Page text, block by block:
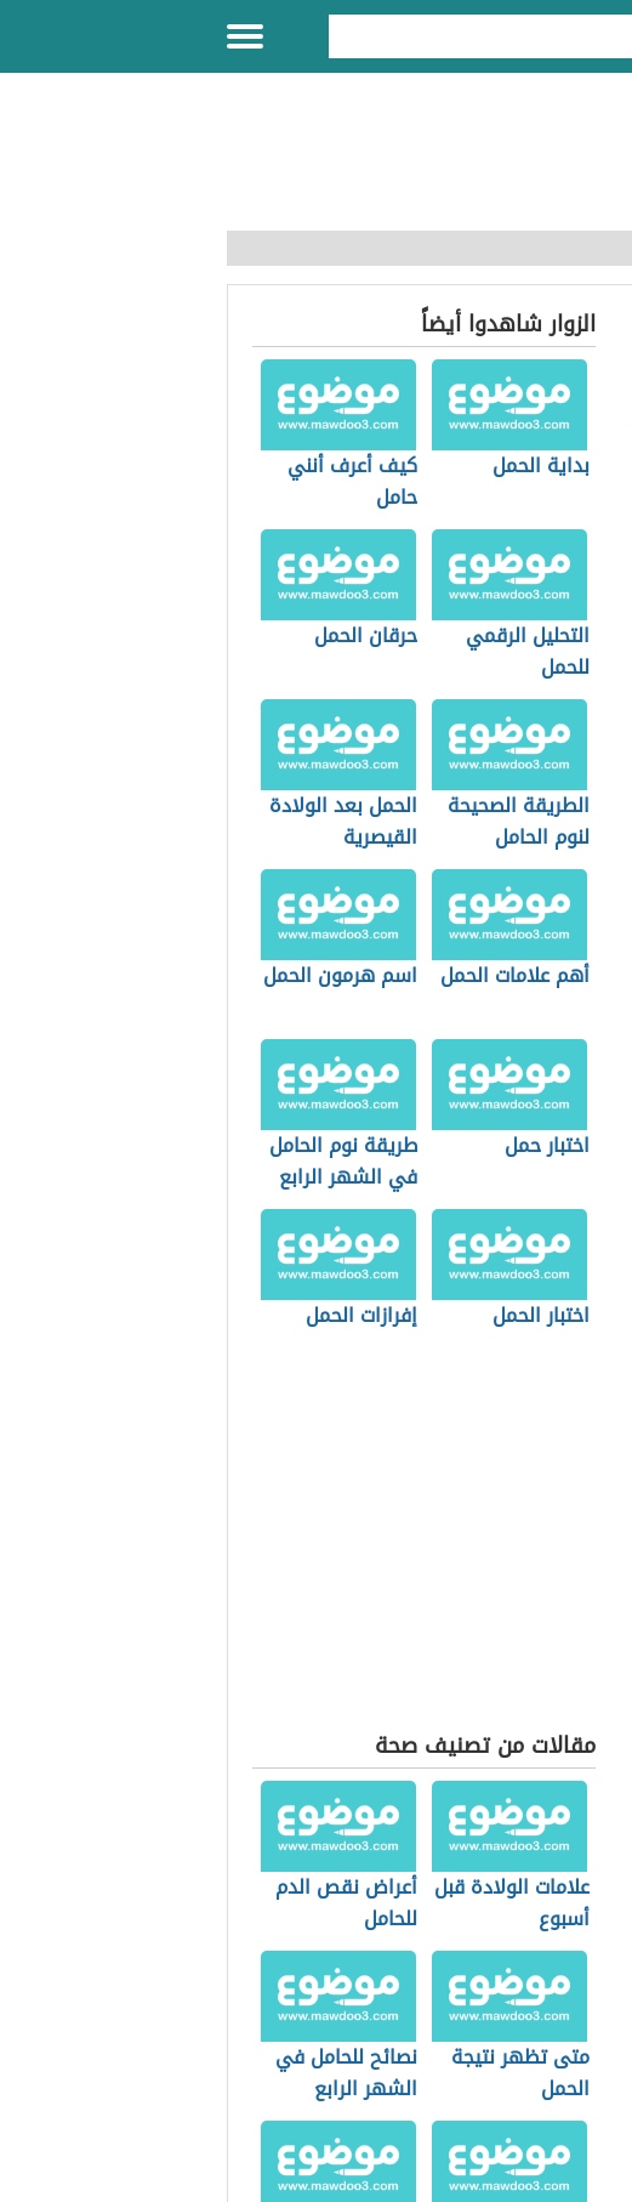
الزوار شاهدوا أيضاً
بداية الحمل
كيف أعرف أنني
حامل
التحليل الرقمي
للحمل
حرقان الحمل
الطريقة الصحيحة
لنوم الحامل
الحمل بعد الولادة
القيصرية
أهم علامات الحمل اسم هرمون الحمل
اختبار حمل
طريقة نوم الحامل
في الشهر الرابع
اختبار الحمل إفرازات الحمل
مقالات من تصنيف صحة
علامات الولادة قبل
أسبوع
أعراض نقص الدم
للحامل
متى تظهر نتيجة
الحمل
نصائح للحامل في
الشهر الرابع
والخامس